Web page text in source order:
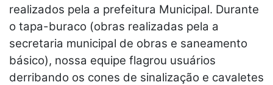
realizados pela a prefeitura Municipal. Durante
o tapa-buraco (obras realizadas pela a
secretaria municipal de obras e saneamento
básico), nossa equipe flagrou usuários
derribando os cones de sinalização e cavaletes